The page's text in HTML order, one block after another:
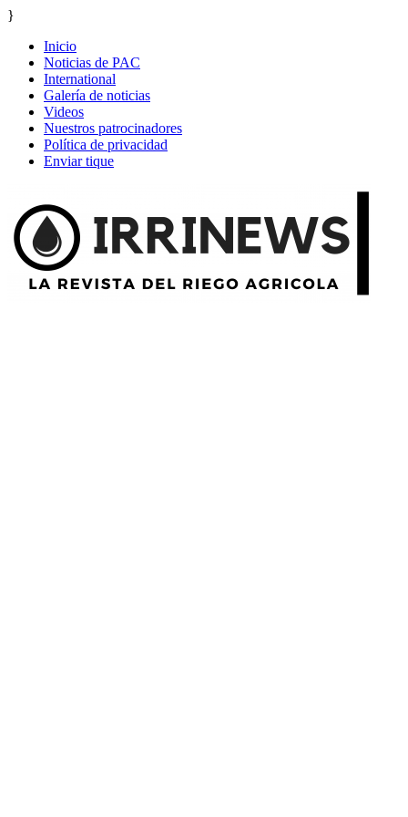
}
Inicio
Noticias de PAC
International
Galería de noticias
Videos
Nuestros patrocinadores
Política de privacidad
Enviar tique